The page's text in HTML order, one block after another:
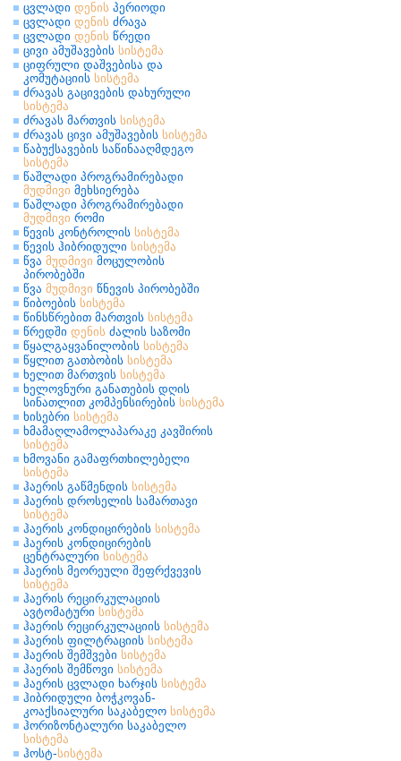
ცვლადი დენის პერიოდი
ცვლადი დენის ძრავა
ცვლადი დენის წრედი
ცივი ამუშავების სისტემა
ციფრული დაშვებისა და
კომუტაციის სისტემა
ძრავას გაცივების დახურული
სისტემა
ძრავას მართვის სისტემა
ძრავას ცივი ამუშავების სისტემა
წაბუქსავების საწინააღმდეგო
სისტემა
წაშლადი პროგრამირებადი
მუდმივი მეხსიერება
წაშლადი პროგრამირებადი
მუდმივი რომი
წევის კონტროლის სისტემა
წევის ჰიბრიდული სისტემა
წვა მუდმივი მოცულობის
პირობებში
წვა მუდმივი წნევის პირობებში
წიბოების სისტემა
წინსწრებით მართვის სისტემა
წრედში დენის ძალის საზომი
წყალგაყვანილობის სისტემა
წყლით გათბობის სისტემა
ხელით მართვის სისტემა
ხელოვნური განათების დღის
სინათლით კომპენსირების სისტემა
ხისებრი სისტემა
ხმამაღლამოლაპარაკე კავშირის
სისტემა
ხმოვანი გამაფრთხილებელი
სისტემა
ჰაერის გაწმენდის სისტემა
ჰაერის დროსელის სამართავი
სისტემა
ჰაერის კონდიცირების სისტემა
ჰაერის კონდიცირების
ცენტრალური სისტემა
ჰაერის მეორეული შეფრქვევის
სისტემა
ჰაერის რეცირკულაციის
ავტომატური სისტემა
ჰაერის რეცირკულაციის სისტემა
ჰაერის ფილტრაციის სისტემა
ჰაერის შემშვები სისტემა
ჰაერის შემწოვი სისტემა
ჰაერის ცვლადი ხარჯის სისტემა
ჰიბრიდული ბოჭკოვან-
კოაქსიალური საკაბელო სისტემა
ჰორიზონტალური საკაბელო
სისტემა
ჰოსტ-სისტემა